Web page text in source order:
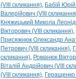
(VIII скликання) Бабій
Валерійович (VIII
Княжицький Микола
Вікторович (VIII скликання)
Присяжнюк Олександр
Петрович (VIII скликання)
скликання) Романюк
Віталій Андрійович (VIII
(VIII скликання)